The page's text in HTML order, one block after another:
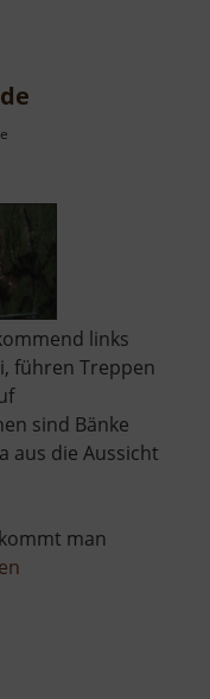
links
führen Treppen
sind Bänke
aus die Aussicht
man